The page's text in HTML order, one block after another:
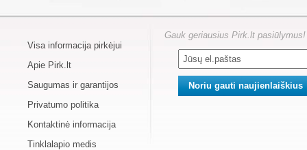
Visa informacija pirkėjui
Apie Pirk.lt
Saugumas ir garantijos
Privatumo politika
Kontaktinė informacija
Tinklalapio medis
Gauk geriausius Pirk.lt pasiūlymus!